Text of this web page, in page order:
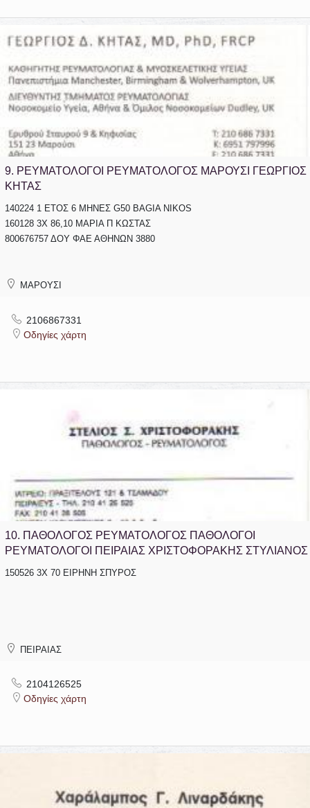
9. ΡΕΥΜΑΤΟΛΟΓΟΙ ΡΕΥΜΑΤΟΛΟΓΟΣ ΜΑΡΟΥΣΙ ΓΕΩΡΓΙΟΣ
ΚΗΤΑΣ
140224 1 ΕΤΟΣ 6 ΜΗΝΕΣ G50 BAGIA NIKOS
160128 3Χ 86,10 ΜΑΡΙΑ Π ΚΩΣΤΑΣ
800676757 ΔΟΥ ΦΑΕ ΑΘΗΝΩΝ 3880
ΜΑΡΟΥΣΙ
2106867331
Οδηγίες χάρτη
10. ΠΑΘΟΛΟΓΟΣ ΡΕΥΜΑΤΟΛΟΓΟΣ ΠΑΘΟΛΟΓΟΙ
ΡΕΥΜΑΤΟΛΟΓΟΙ ΠΕΙΡΑΙΑΣ ΧΡΙΣΤΟΦΟΡΑΚΗΣ ΣΤΥΛΙΑΝΟΣ
150526 3Χ 70 ΕΙΡΗΝΗ ΣΠΥΡΟΣ
ΠΕΙΡΑΙΑΣ
2104126525
Οδηγίες χάρτη